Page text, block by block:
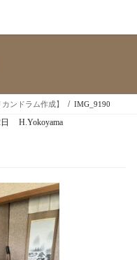
ンドラム作成】 IMG_9190
H.Yokoyama